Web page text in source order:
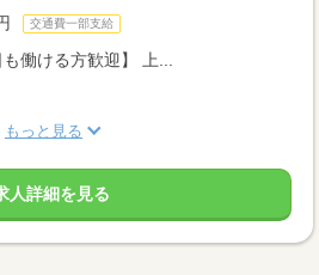
交通費一部支給
働ける方歓迎】 上...
もっと見る
人詳細を見る